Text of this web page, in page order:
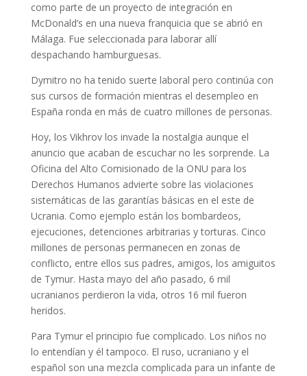
como parte de un proyecto de integración en
McDonald’s en una nueva franquicia que se abrió en
Málaga. Fue seleccionada para laborar allí
despachando hamburguesas.
Dymitro no ha tenido suerte laboral pero continúa con
sus cursos de formación mientras el desempleo en
España ronda en más de cuatro millones de personas.
Hoy, los Vikhrov los invade la nostalgia aunque el
anuncio que acaban de escuchar no les sorprende. La
Oficina del Alto Comisionado de la ONU para los
Derechos Humanos advierte sobre las violaciones
sistemáticas de las garantías básicas en el este de
Ucrania. Como ejemplo están los bombardeos,
ejecuciones, detenciones arbitrarias y torturas. Cinco
millones de personas permanecen en zonas de
conflicto, entre ellos sus padres, amigos, los amiguitos
de Tymur. Hasta mayo del año pasado, 6 mil
ucranianos perdieron la vida, otros 16 mil fueron
heridos.
Para Tymur el principio fue complicado. Los niños no
lo entendían y él tampoco. El ruso, ucraniano y el
español son una mezcla complicada para un infante de